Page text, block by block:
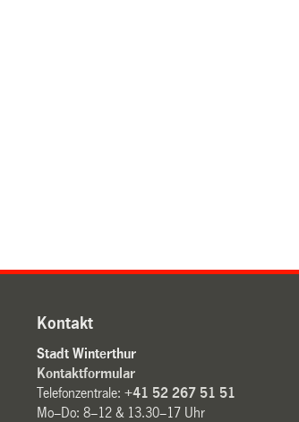
Kontakt
Stadt Winterthur
Kontaktformular
Telefonzentrale:+41 52 267 51 51
Mo–Do: 8–12 & 13.30–17 Uhr